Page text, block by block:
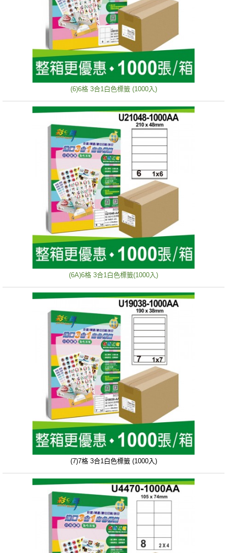
(6)6格 3合1白色標籤 (1000入)
(6A)6格 3合1白色標籤(1000入)
(7)7格 3合1白色標籤 (1000入)